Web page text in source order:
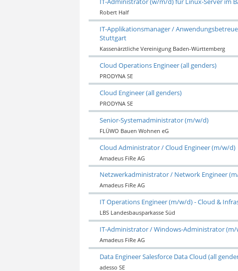
Robert Half
IT-Applikationsmanager /
Stuttgart
Kassenärztliche Vereinigung Baden-Württemberg
Cloud Operations Engineer (all genders)
PRODYNA SE
Cloud Engineer (all genders)
PRODYNA SE
Senior-Systemadministrator (m/w/d)
FLÜWO Bauen Wohnen eG
Cloud Administrator / Cloud Engineer (m/w/d)
Amadeus FiRe AG
Netzwerkadministrator / Network Engineer
Amadeus FiRe AG
IT Operations Engineer (m/w/d) - Cloud &
LBS Landesbausparkasse Süd
IT-Administrator / Windows-Administrator
Amadeus FiRe AG
Data Engineer Salesforce Data Cloud (all
adesso SE